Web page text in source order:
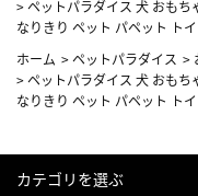
>ペットパラダイス 犬 おもち
なりきり ペット パペット ト
ホーム >ペットパラダイス >
>ペットパラダイス 犬 おもち
なりきり ペット パペット ト
カテゴリを選ぶ